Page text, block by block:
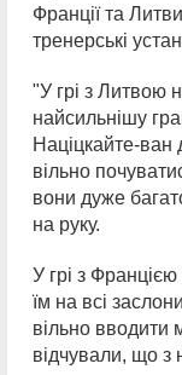
Франції та
тренерські
"У грі з Литвою
найсильнішу
Націцкайте-ван
вільно
вони дуже
на руку.
У грі з
їм на всі
вільно вводити
відчували, що з